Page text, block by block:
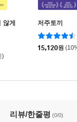
게
)
저주토끼
15,120원
리뷰/한줄평 (0/0)